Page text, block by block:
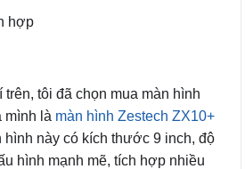
hợp
trên, tôi đã chọn mua màn hình
mình là màn hình Zestech ZX10+
hình này có kích thước 9 inch, độ
hình mạnh mẽ, tích hợp nhiều